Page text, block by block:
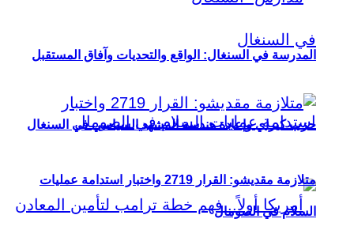
حزب كيراي وإعادة هندسة المشهد السياسي في السنغال
المدرسة في السنغال: الواقع والتحديات وآفاق المستقبل
متلازمة مقديشو: القرار 2719 واختبار استدامة عمليات
السلام في الصومال